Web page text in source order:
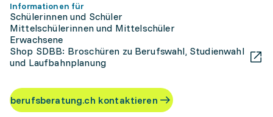
Informationen für
Schülerinnen und Schüler
Mittelschülerinnen und Mittelschüler
Erwachsene
Shop SDBB: Broschüren zu Berufswahl, Studienwahl
und Laufbahnplanung
berufsberatung.ch kontaktieren